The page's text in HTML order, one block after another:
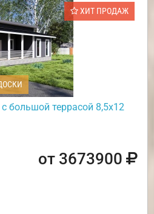
ХИТ ПРОДАЖ
большой террасой 8,5х12
от 3673900